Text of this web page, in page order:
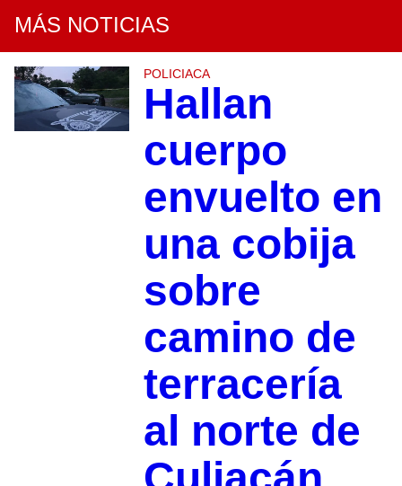
MÁS NOTICIAS
POLICIACA
Hallan
cuerpo
envuelto en
una cobija
sobre
camino de
terracería
al norte de